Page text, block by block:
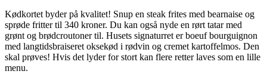
Kødkortet byder på kvalitet! Snup en steak frites med bearnaise og
sprøde fritter til 340 kroner. Du kan også nyde en rørt tatar med
grønt og brødcroutoner til. Husets signaturret er boeuf bourguignon
med langtidsbraiseret oksekød i rødvin og cremet kartoffelmos. Den
skal prøves! Hvis det lyder for stort kan flere retter laves som en lille
menu.